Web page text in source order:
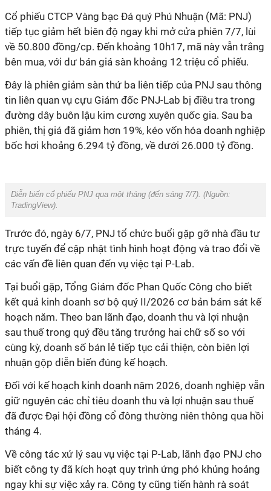
Cổ phiếu CTCP Vàng bạc Đá quý Phú Nhuận (Mã: PNJ)
tiếp tục giảm hết biên độ ngay khi mở cửa phiên 7/7, lùi
về 50.800 đồng/cp. Đến khoảng 10h17, mã này vẫn trắng
bên mua, với dư bán giá sàn khoảng 12 triệu cổ phiếu.
Đây là phiên giảm sàn thứ ba liên tiếp của PNJ sau thông
tin liên quan vụ cựu Giám đốc PNJ-Lab bị điều tra trong
đường dây buôn lậu kim cương xuyên quốc gia. Sau ba
phiên, thị giá đã giảm hơn 19%, kéo vốn hóa doanh nghiệp
bốc hơi khoảng 6.294 tỷ đồng, về dưới 26.000 tỷ đồng.
Diễn biến cổ phiếu PNJ qua một tháng (đến sáng 7/7). (Nguồn:
TradingView).
Trước đó, ngày 6/7, PNJ tổ chức buổi gặp gỡ nhà đầu tư
trực tuyến để cập nhật tình hình hoạt động và trao đổi về
các vấn đề liên quan đến vụ việc tại P-Lab.
Tại buổi gặp, Tổng Giám đốc Phan Quốc Công cho biết
kết quả kinh doanh sơ bộ quý II/2026 cơ bản bám sát kế
hoạch năm. Theo ban lãnh đạo, doanh thu và lợi nhuận
sau thuế trong quý đều tăng trưởng hai chữ số so với
cùng kỳ, doanh số bán lẻ tiếp tục cải thiện, còn biên lợi
nhuận gộp diễn biến đúng kế hoạch.
Đối với kế hoạch kinh doanh năm 2026, doanh nghiệp vẫn
giữ nguyên các chỉ tiêu doanh thu và lợi nhuận sau thuế
đã được Đại hội đồng cổ đông thường niên thông qua hồi
tháng 4.
Về công tác xử lý sau vụ việc tại P-Lab, lãnh đạo PNJ cho
biết công ty đã kích hoạt quy trình ứng phó khủng hoảng
ngay khi sự việc xảy ra. Công ty cũng tiến hành rà soát